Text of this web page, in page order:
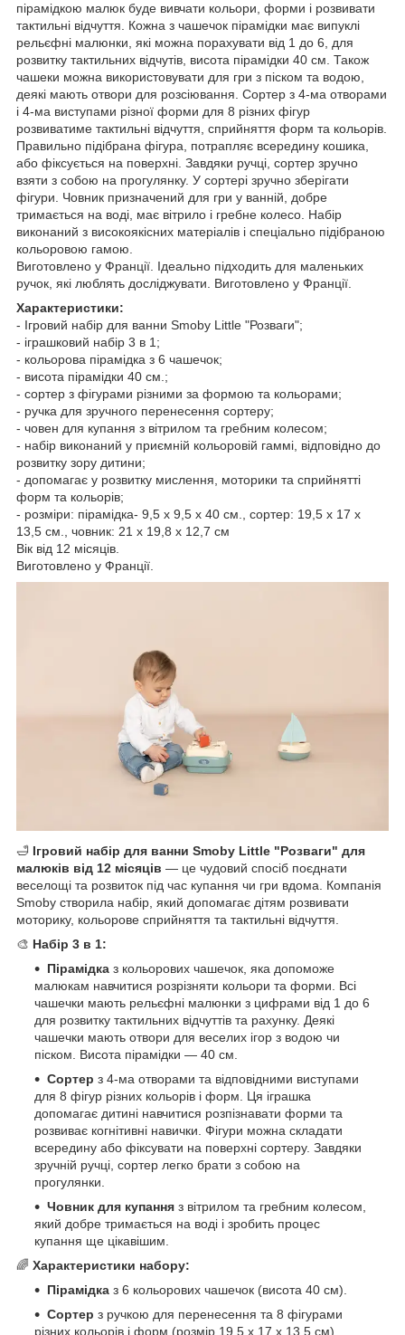
пірамідкою малюк буде вивчати кольори, форми і розвивати
тактильні відчуття. Кожна з чашечок пірамідки має випуклі
рельєфні малюнки, які можна порахувати від 1 до 6, для
розвитку тактильних відчутів, висота пірамідки 40 см. Також
чашеки можна використовувати для гри з піском та водою,
деякі мають отвори для розсіювання. Сортер з 4-ма отворами
і 4-ма виступами різної форми для 8 різних фігур
розвиватиме тактильні відчуття, сприйняття форм та кольорів.
Правильно підібрана фігура, потрапляє всередину кошика,
або фіксується на поверхні. Завдяки ручці, сортер зручно
взяти з собою на прогулянку. У сортері зручно зберігати
фігури. Човник призначений для гри у ванній, добре
тримається на воді, має вітрило і гребне колесо. Набір
виконаний з високоякісних матеріалів і спеціально підібраною
кольоровою гамою.
Виготовлено у Франції. Ідеально підходить для маленьких
ручок, які люблять досліджувати. Виготовлено у Франції.
Характеристики:
- Ігровий набір для ванни Smoby Little "Розваги";
- іграшковий набір 3 в 1;
- кольорова пірамідка з 6 чашечок;
- висота пірамідки 40 см.;
- сортер з фігурами різними за формою та кольорами;
- ручка для зручного перенесення сортеру;
- човен для купання з вітрилом та гребним колесом;
- набір виконаний у приємній кольоровій гаммі, відповідно до
розвитку зору дитини;
- допомагає у розвитку мислення, моторики та сприйнятті
форм та кольорів;
- розміри: пірамідка- 9,5 х 9,5 х 40 см., сортер: 19,5 х 17 х
13,5 см., човник: 21 х 19,8 х 12,7 см
Вік від 12 місяців.
Виготовлено у Франції.
🛁 Ігровий набір для ванни Smoby Little "Розваги" для
малюків від 12 місяців — це чудовий спосіб поєднати
веселощі та розвиток під час купання чи гри вдома. Компанія
Smoby створила набір, який допомагає дітям розвивати
моторику, кольорове сприйняття та тактильні відчуття.
🎨 Набір 3 в 1:
Пірамідка з кольорових чашечок, яка допоможе
малюкам навчитися розрізняти кольори та форми. Всі
чашечки мають рельєфні малюнки з цифрами від 1 до 6
для розвитку тактильних відчуттів та рахунку. Деякі
чашечки мають отвори для веселих ігор з водою чи
піском. Висота пірамідки — 40 см.
Сортер з 4-ма отворами та відповідними виступами
для 8 фігур різних кольорів і форм. Ця іграшка
допомагає дитині навчитися розпізнавати форми та
розвиває когнітивні навички. Фігури можна складати
всередину або фіксувати на поверхні сортеру. Завдяки
зручній ручці, сортер легко брати з собою на
прогулянки.
Човник для купання з вітрилом та гребним колесом,
який добре тримається на воді і зробить процес
купання ще цікавішим.
🌈 Характеристики набору:
Пірамідка з 6 кольорових чашечок (висота 40 см).
Сортер з ручкою для перенесення та 8 фігурами
різних кольорів і форм (розмір 19,5 х 17 х 13,5 см).